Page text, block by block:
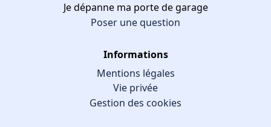
Je dépanne ma porte de garage
Poser une question
Informations
Mentions légales
Vie privée
Gestion des cookies